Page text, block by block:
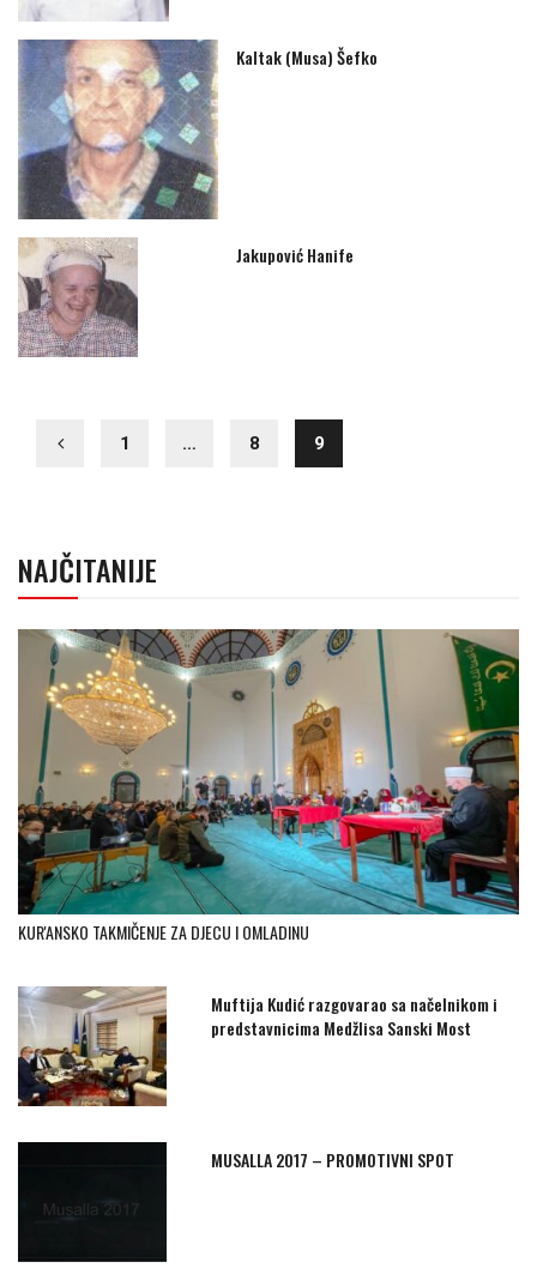
Kaltak (Musa) Šefko
Jakupović Hanife
1 … 8 9
NAJČITANIJE
KUR'ANSKO TAKMIČENJE ZA DJECU I OMLADINU
Muftija Kudić razgovarao sa načelnikom i
predstavnicima Medžlisa Sanski Most
MUSALLA 2017 – PROMOTIVNI SPOT